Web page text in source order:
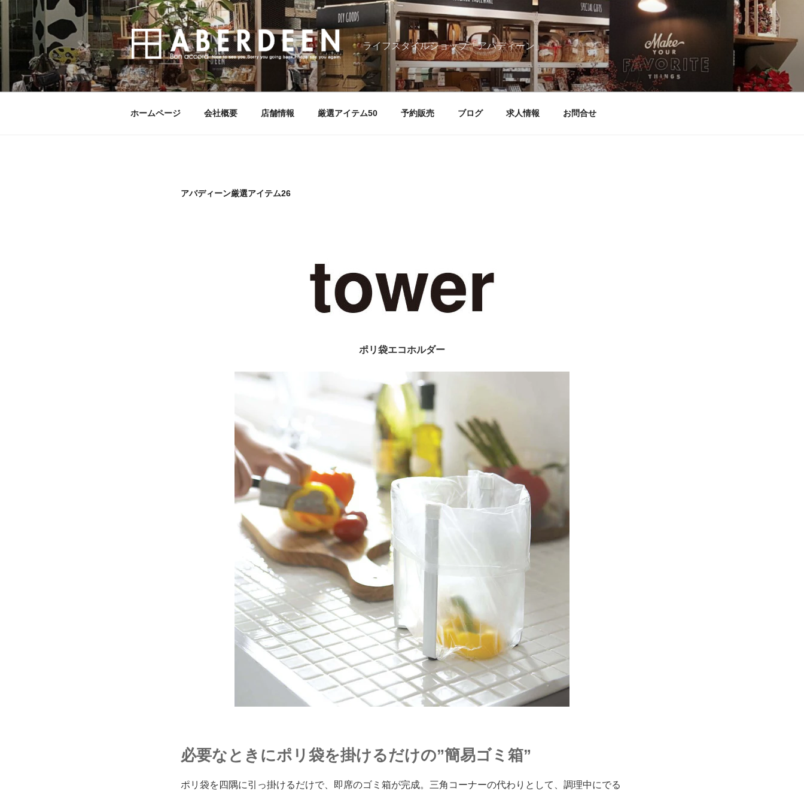
ン
ン
ス
ライフスタイルショップ「アバディーン」
ホームページ 会社概要 店舗情報 厳選アイテム50 予約販売 ブログ 求人情報 お問合せ
アバディーン厳選アイテム26
ポリ袋エコホルダー
必要なときにポリ袋を掛けるだけの”簡易ゴミ箱”
ポリ袋を四隅に引っ掛けるだけで、即席のゴミ箱が完成。三角コーナーの代わりとして、調理中にでる